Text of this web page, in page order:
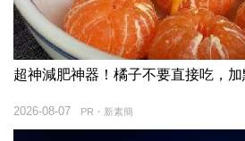
超神減肥神器！橘子不要直接吃，
PR・新素簡
2026-08-07